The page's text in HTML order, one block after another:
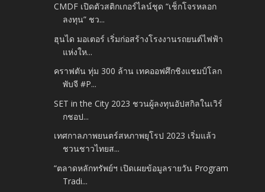
CMDF เปิดตัวสติกเกอร์ไลน์ชุด “เช็กโจรหลอก
ลงทุน” ชว...
ฮุนได มอเตอร์ เริ่มก่อสร้างโรงงานรถยนต์ไฟฟ้า
แห่งให...
คราฟตัน ทุ่ม 300 ล้าน เทคออฟศึกชิงแชมป์โลก
พับจี #P...
SET in the City 2023 ชวนผู้ลงทุนอัปสกิลในเวิร์
กชอป...
เทศกาลภาพยนตร์สหภาพยุโรป 2023 เริ่มแล้ว
ชวนชาวไทยส...
“ตลาดหลักทรัพย์ฯ เปิดเผยข้อมูลรายวัน Program
Tradi...